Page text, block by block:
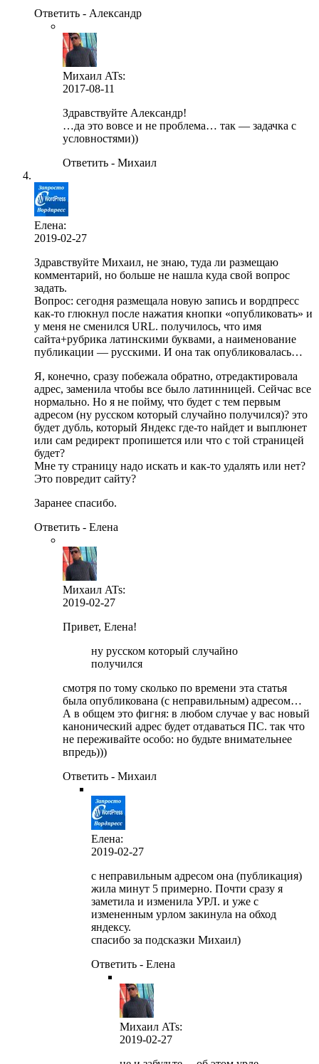
Ответить - Александр
Михаил ATs:
2017-08-11
Здравствуйте Александр!
…да это вовсе и не проблема… так — задачка с
условностями))
Ответить - Михаил
Елена:
2019-02-27
Здравствуйте Михаил, не знаю, туда ли размещаю
комментарий, но больше не нашла куда свой вопрос
задать.
Вопрос: сегодня размещала новую запись и вордпресс
как-то глюкнул после нажатия кнопки «опубликовать» и
у меня не сменился URL. получилось, что имя
сайта+рубрика латинскими буквами, а наименование
публикации — русскими. И она так опубликовалась…
Я, конечно, сразу побежала обратно, отредактировала
адрес, заменила чтобы все было латинницей. Сейчас все
нормально. Но я не пойму, что будет с тем первым
адресом (ну русском который случайно получился)? это
будет дубль, который Яндекс где-то найдет и выплюнет
или сам редирект пропишется или что с той страницей
будет?
Мне ту страницу надо искать и как-то удалять или нет?
Это повредит сайту?
Заранее спасибо.
Ответить - Елена
Михаил ATs:
2019-02-27
Привет, Елена!
ну русском который случайно
получился
смотря по тому сколько по времени эта статья
была опубликована (с неправильным) адресом…
А в общем это фигня: в любом случае у вас новый
канонический адрес будет отдаваться ПС. так что
не переживайте особо: но будьте внимательнее
впредь)))
Ответить - Михаил
Елена:
2019-02-27
с неправильным адресом она (публикация)
жила минут 5 примерно. Почти сразу я
заметила и изменила УРЛ. и уже с
измененным урлом закинула на обход
яндексу.
спасибо за подсказки Михаил)
Ответить - Елена
Михаил ATs:
2019-02-27